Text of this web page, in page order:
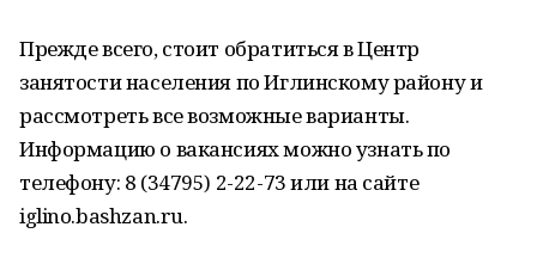
Прежде всего, стоит обратиться в Центр
занятости населения по Иглинскому району и
рассмотреть все возможные варианты.
Информацию о вакансиях можно узнать по
телефону: 8 (34795) 2-22-73 или на сайте
iglino.bashzan.ru.